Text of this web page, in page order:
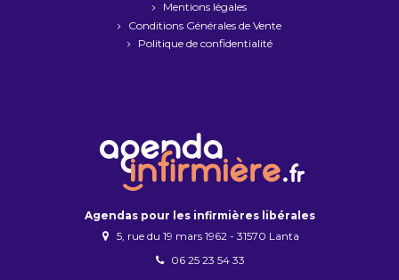
Mentions légales
Conditions Générales de Vente
Politique de confidentialité
Agendas pour les infirmières libérales
5, rue du 19 mars 1962 - 31570 Lanta
06 25 23 54 33